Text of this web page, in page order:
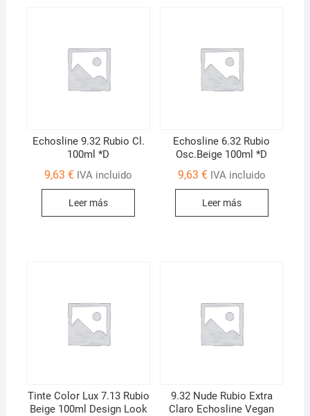
Echosline 9.32 Rubio Cl.
100ml *D
9,63€ IVA incluido
Leer más
Echosline 6.32 Rubio
Osc.Beige 100ml *D
9,63 € IVA incluido
Leer más
Tinte Color Lux 7.13 Rubio
Beige 100ml Design Look
9.32 Nude Rubio Extra
Claro Echosline Vegan